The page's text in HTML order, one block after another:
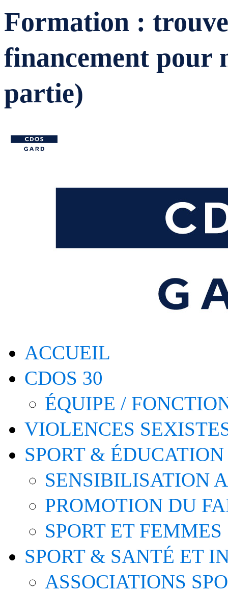
Formation :
financement pour
partie)
ACCUEIL
CDOS 30
ÉQUIPE /
VIOLENCES
SPORT &
SENSIBILISATION
PROMOTION DU
SPORT ET FEMMES
SPORT & SANTÉ ET
ASSOCIATIONS